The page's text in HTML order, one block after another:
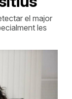
el major
les